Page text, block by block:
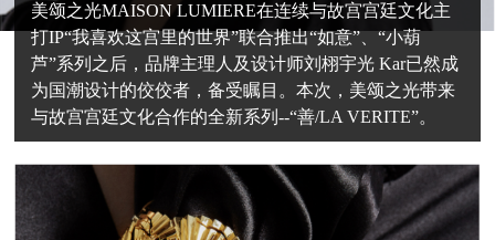
美颂之光MAISON LUMIERE在连续与故宫宫廷文化主
打IP“我喜欢这宫里的世界”联合推出“如意”、“小葫
芦”系列之后，品牌主理人及设计师刘栩宇光 Kar已然成
为国潮设计的佼佼者，备受瞩目。本次，美颂之光带来
与故宫宫廷文化合作的全新系列--“善/LA VERITE”。